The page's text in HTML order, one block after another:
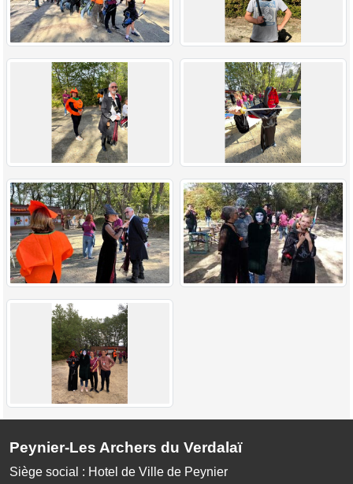
Peynier-Les Archers du Verdalaï
Siège social : Hotel de Ville de Peynier